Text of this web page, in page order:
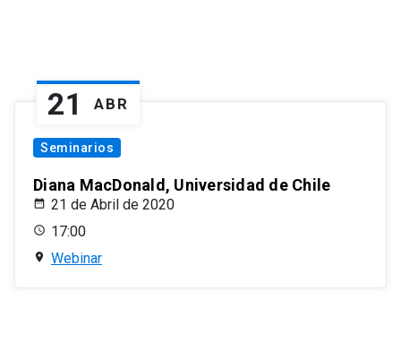
21 ABR
Seminarios
Diana MacDonald, Universidad de Chile
21 de Abril de 2020
17:00
Webinar